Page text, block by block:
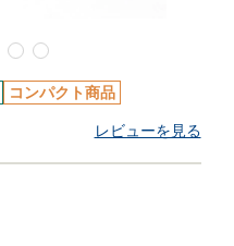
コンパクト商品
レビューを見る